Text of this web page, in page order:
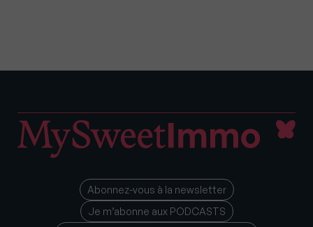
Abonnez-vous à la newsletter
Je m’abonne aux PODCASTS